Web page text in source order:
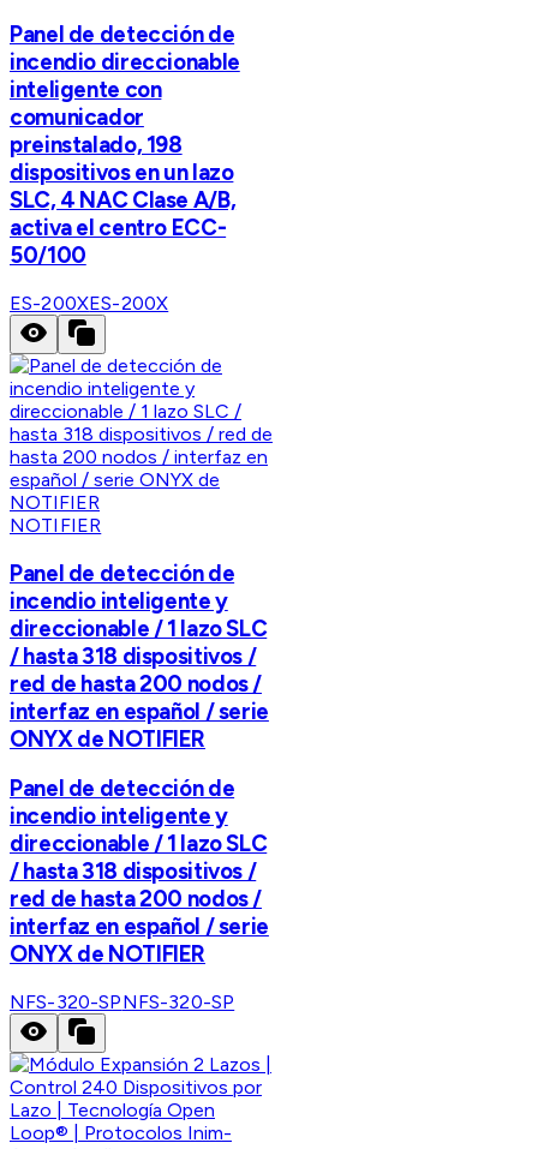
Panel de detección de
incendio direccionable
inteligente con
comunicador
preinstalado, 198
dispositivos en un lazo
SLC, 4 NAC Clase A/B,
activa el centro ECC-
50/100
ES-200XES-200X
NOTIFIER
Panel de detección de
incendio inteligente y
direccionable / 1 lazo SLC
/ hasta 318 dispositivos /
red de hasta 200 nodos /
interfaz en español / serie
ONYX de NOTIFIER
Panel de detección de
incendio inteligente y
direccionable / 1 lazo SLC
/ hasta 318 dispositivos /
red de hasta 200 nodos /
interfaz en español / serie
ONYX de NOTIFIER
NFS-320-SPNFS-320-SP